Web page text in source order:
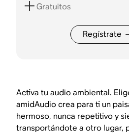
Gratuitos
Regístrate
Activa tu audio ambiental.
amidAudio crea para ti un
hermoso, nunca repetitivo y
transportándote a otro lugar,